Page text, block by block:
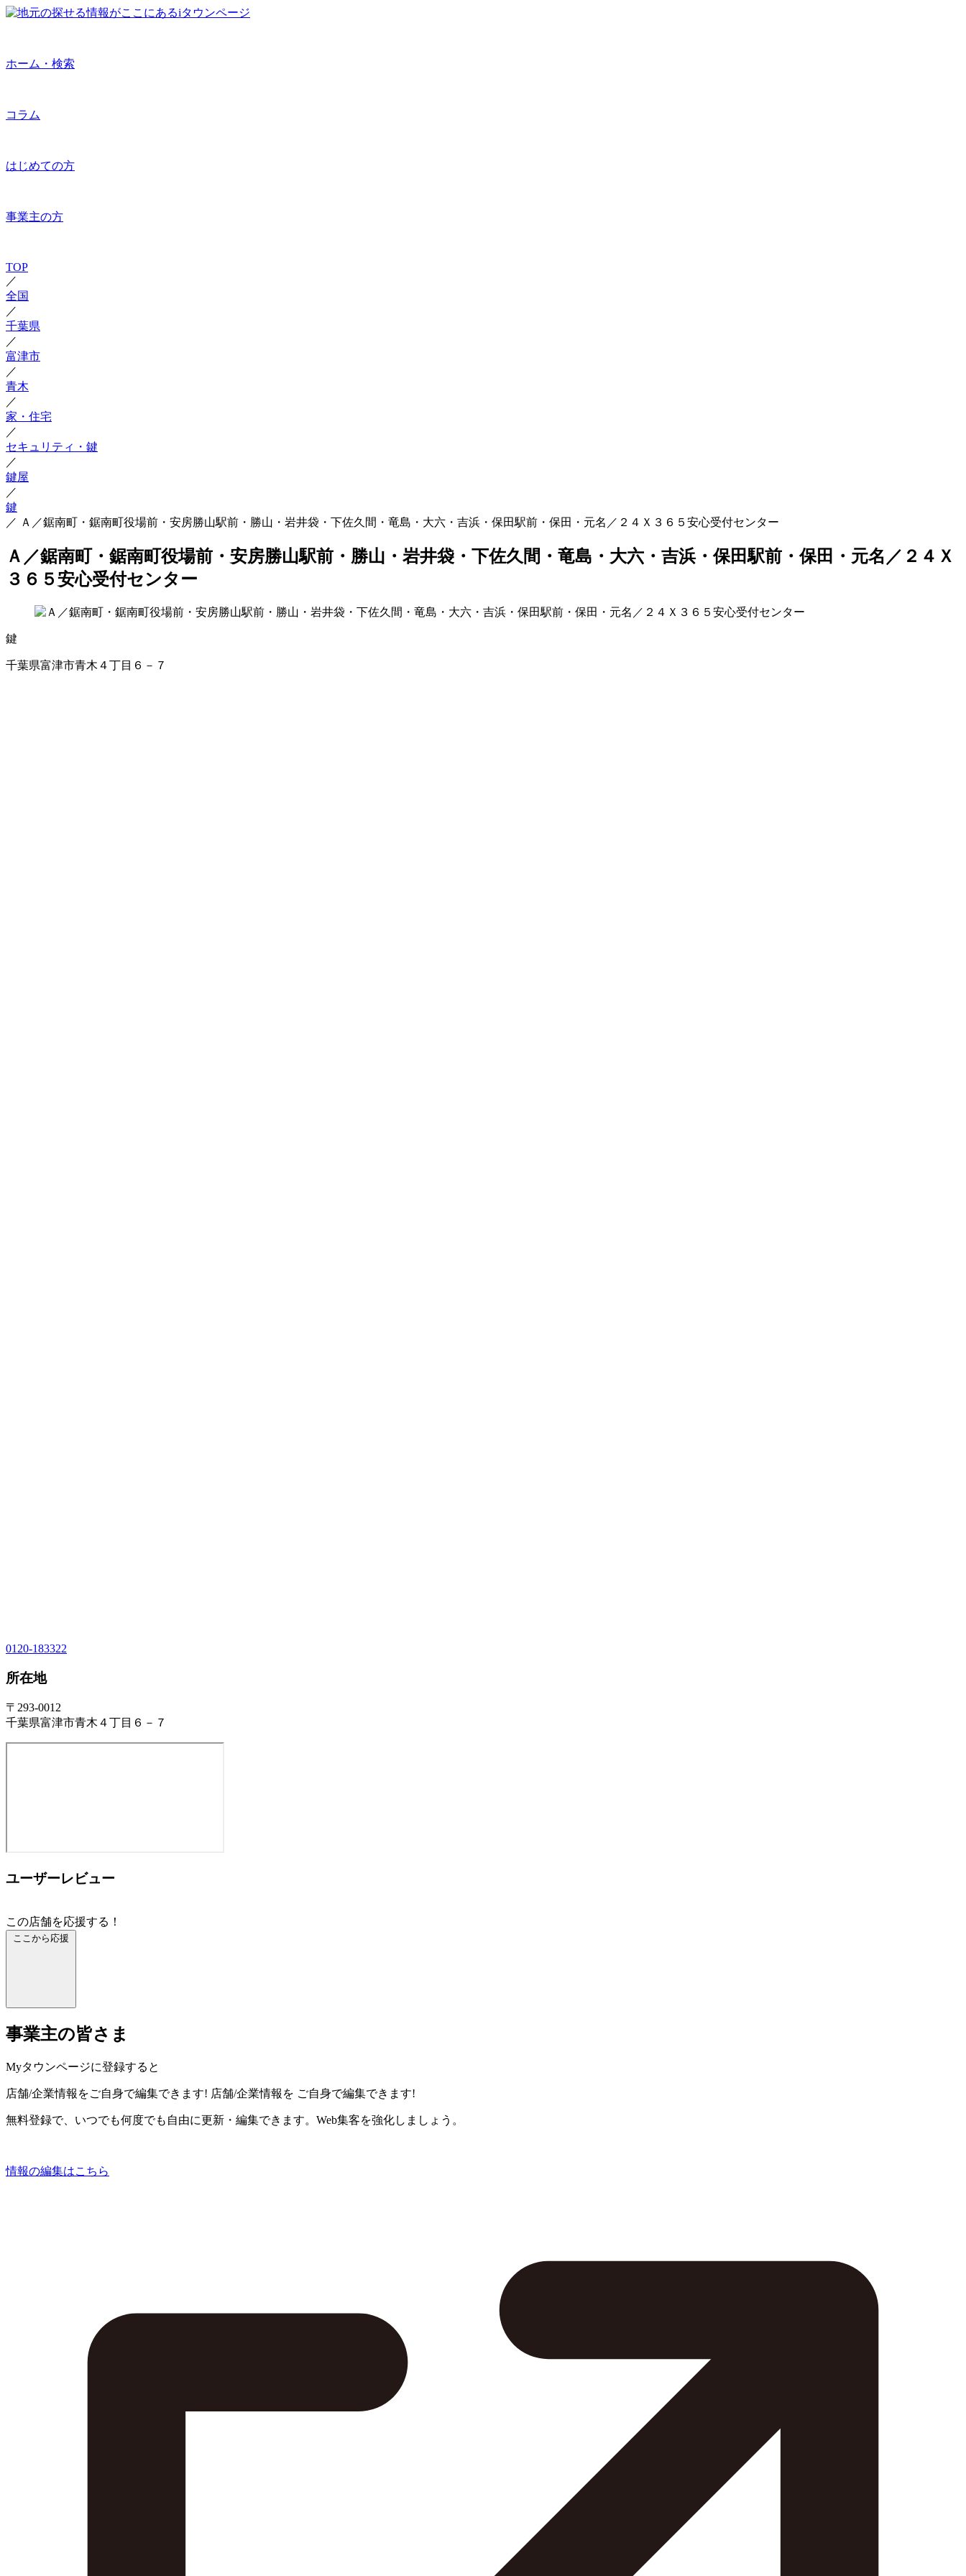
ホーム・検索
コラム
はじめての方
事業主の方
TOP
／
全国
／
千葉県
／
富津市
／
青木
／
家・住宅
／
セキュリティ・鍵
／
鍵屋
／
鍵
／ Ａ／鋸南町・鋸南町役場前・安房勝山駅前・勝山・岩井袋・下佐久間・竜島・大六・吉浜・保田駅前・保田・元名／２４Ｘ３６５安心受付センター
Ａ／鋸南町・鋸南町役場前・安房勝山駅前・勝山・岩井袋・下佐久間・竜島・大六・吉浜・保田駅前・保田・元名／２４Ｘ
３６５安心受付センター
鍵
千葉県富津市青木４丁目６－７
0120-183322
所在地
〒293-0012
千葉県富津市青木４丁目６－７
ユーザーレビュー
この店舗を応援する！
ここから応援
事業主の皆さま
Myタウンページに登録すると
店舗/企業情報をご自身で編集できます! 店舗/企業情報を ご自身で編集できます!
無料登録で、いつでも何度でも自由に更新・編集できます。Web集客を強化しましょう。
情報の編集はこちら